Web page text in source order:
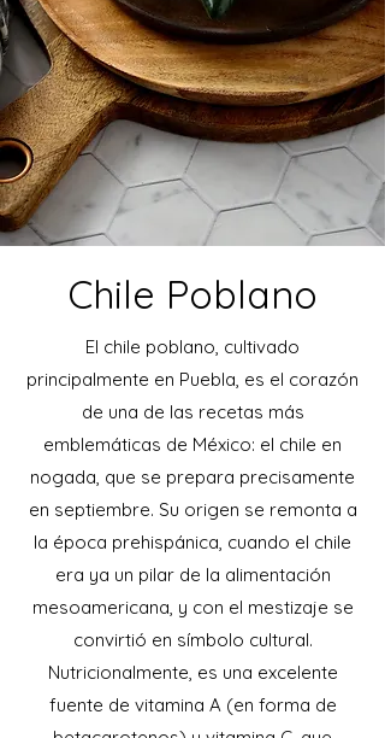
Chile Poblano
El chile poblano, cultivado
principalmente en Puebla, es el corazón
de una de las recetas más
emblemáticas de México: el chile en
nogada, que se prepara precisamente
en septiembre. Su origen se remonta a
la época prehispánica, cuando el chile
era ya un pilar de la alimentación
mesoamericana, y con el mestizaje se
convirtió en símbolo cultural.
Nutricionalmente, es una excelente
fuente de vitamina A (en forma de